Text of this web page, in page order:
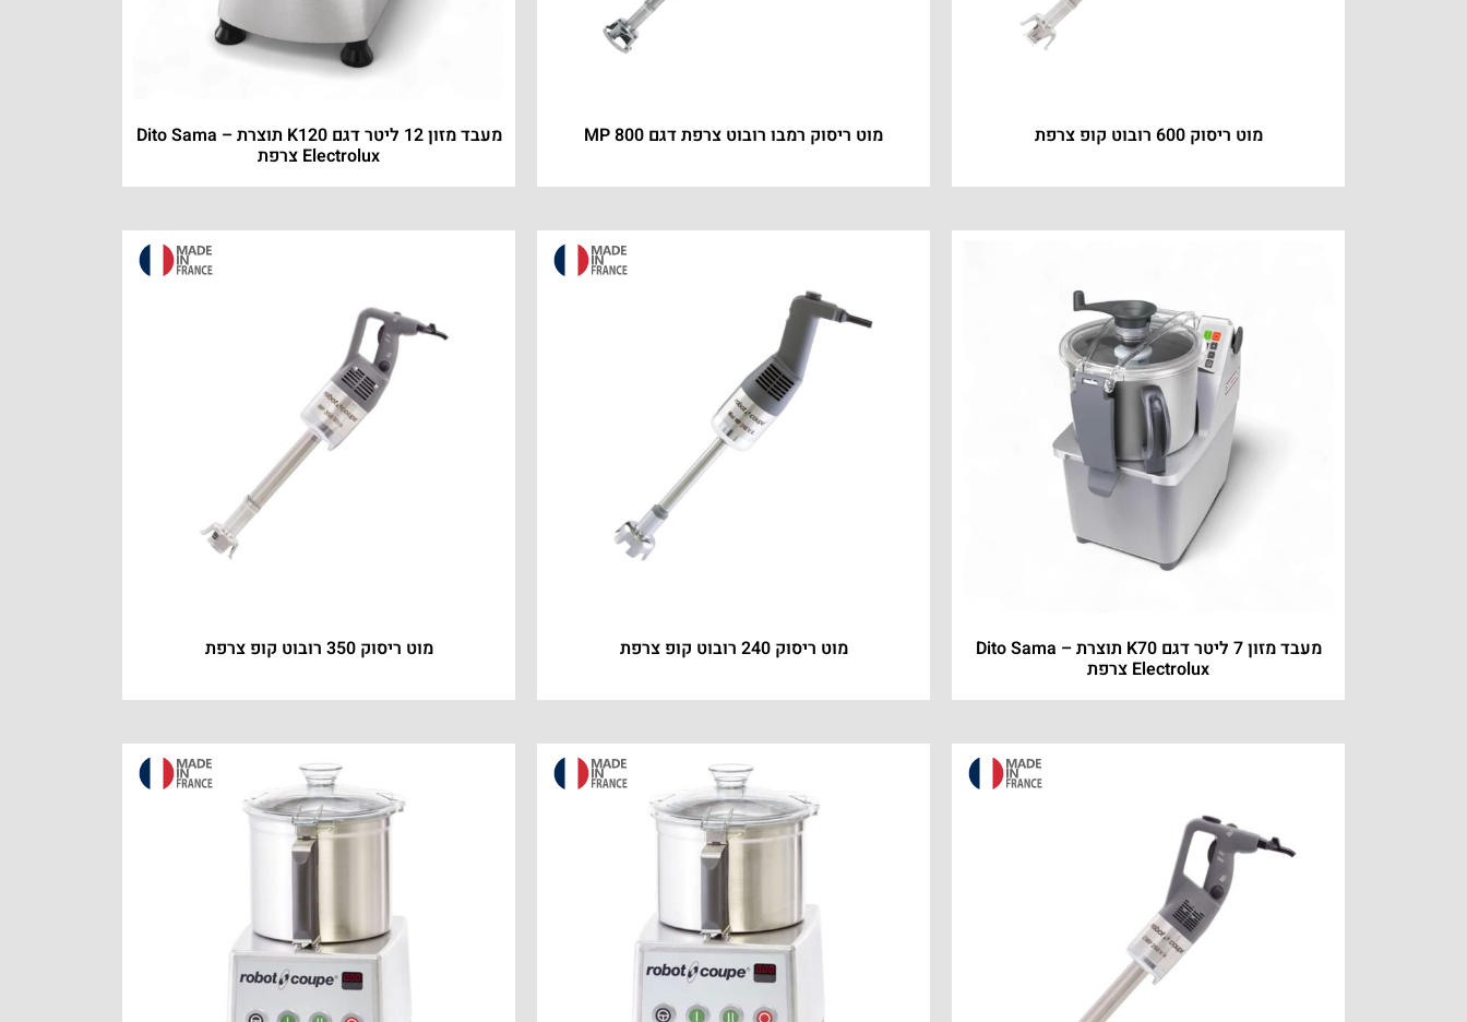
מוט ריסוק 600 רובוט קופ צרפת מוט ריסוק רמבו רובוט צרפת דגם MP 800 מעבד מזון 12 ליטר דגם K120 תוצרת Dito Sama –
Electrolux צרפת
מעבד מזון 7 ליטר דגם K70 תוצרת Dito Sama –
Electrolux צרפת
מוט ריסוק 240 רובוט קופ צרפת מוט ריסוק 350 רובוט קופ צרפת